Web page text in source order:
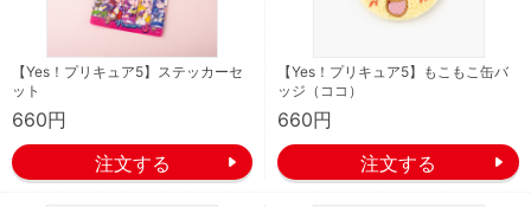
【Yes！プリキュア5】ステッカーセ
ット
660円
【Yes！プリキュア5】もこもこ缶バ
ッジ（ココ）
660円